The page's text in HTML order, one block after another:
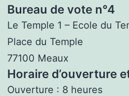
Bureau de vote n°4
Le Temple 1 – Ecole du
Place du Temple
77100 Meaux
Horaire d’ouverture
Ouverture : 8 heures